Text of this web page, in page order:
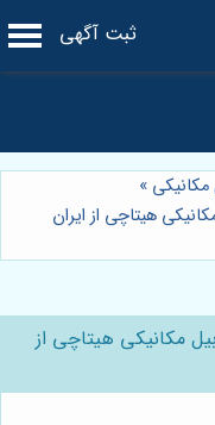
ثبت آگهی
»
هیتاچی از ایران
مکانیکی هیتاچی از